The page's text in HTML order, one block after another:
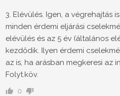
3. Elévülés. Igen, a végrehajtás
minden érdemi eljárási
elévülés és az 5 év (általános
kezdődik. Ilyen érdemi
az is, ha arásban megkeresi az
Folyt.köv.
0